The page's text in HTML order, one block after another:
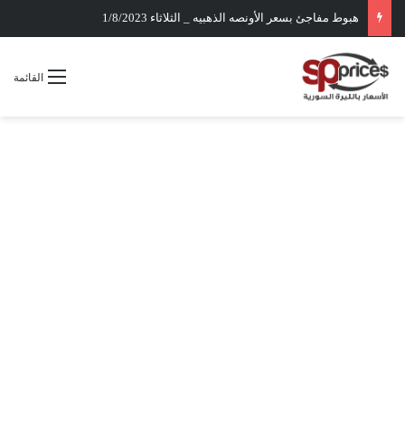
هبوط مفاجئ بسعر الأونصه الذهبيه _ الثلاثاء 1/8/2023
القائمة